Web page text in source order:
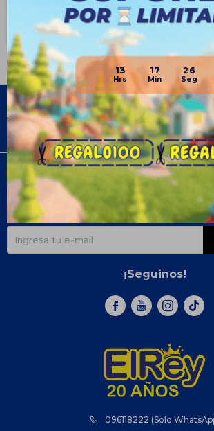
13 17 26
$ 2.019
Disponible Envío
096118222 (Solo
Empresa
Compra
Newsletter
¡Suscribite y recibí todas nuestras
¡Seguinos!
  